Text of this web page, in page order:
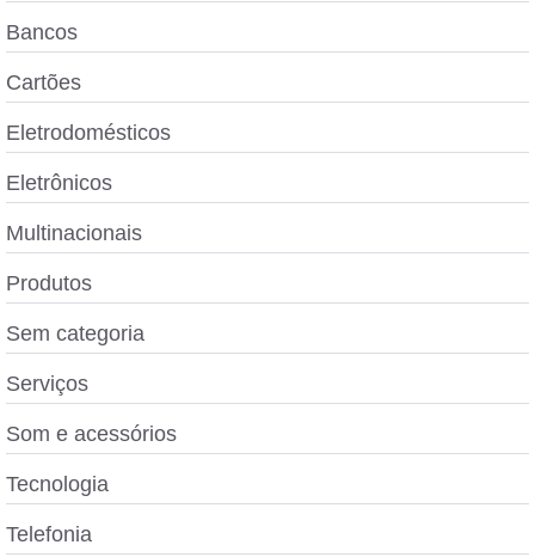
Bancos
Cartões
Eletrodomésticos
Eletrônicos
Multinacionais
Produtos
Sem categoria
Serviços
Som e acessórios
Tecnologia
Telefonia